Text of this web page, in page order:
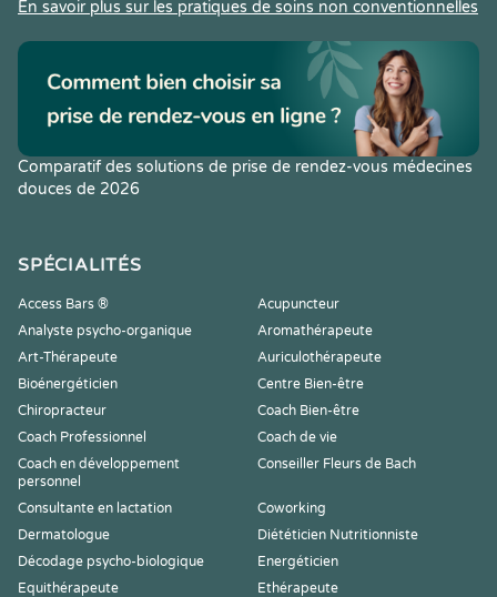
En savoir plus sur les pratiques de soins non conventionnelles
Comparatif des solutions de prise de rendez-vous médecines
douces de 2026
SPÉCIALITÉS
Access Bars ®
Acupuncteur
Analyste psycho-organique
Aromathérapeute
Art-Thérapeute
Auriculothérapeute
Bioénergéticien
Centre Bien-être
Chiropracteur
Coach Bien-être
Coach Professionnel
Coach de vie
Coach en développement
personnel
Conseiller Fleurs de Bach
Consultante en lactation
Coworking
Dermatologue
Diététicien Nutritionniste
Décodage psycho-biologique
Energéticien
Equithérapeute
Ethérapeute